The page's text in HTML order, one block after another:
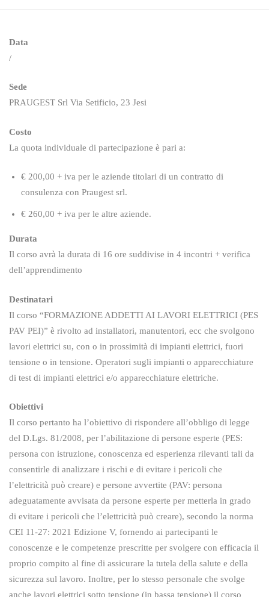
Data
/
Sede
PRAUGEST Srl Via Setificio, 23 Jesi
Costo
La quota individuale di partecipazione è pari a:
€ 200,00 + iva per le aziende titolari di un contratto di
consulenza con Praugest srl.
€ 260,00 + iva per le altre aziende.
Durata
Il corso avrà la durata di 16 ore suddivise in 4 incontri + verifica
dell’apprendimento
Destinatari
Il corso “FORMAZIONE ADDETTI AI LAVORI ELETTRICI (PES
PAV PEI)” è rivolto ad installatori, manutentori, ecc che svolgono
lavori elettrici su, con o in prossimità di impianti elettrici, fuori
tensione o in tensione. Operatori sugli impianti o apparecchiature
di test di impianti elettrici e/o apparecchiature elettriche.
Obiettivi
Il corso pertanto ha l’obiettivo di rispondere all’obbligo di legge
del D.Lgs. 81/2008, per l’abilitazione di persone esperte (PES:
persona con istruzione, conoscenza ed esperienza rilevanti tali da
consentirle di analizzare i rischi e di evitare i pericoli che
l’elettricità può creare) e persone avvertite (PAV: persona
adeguatamente avvisata da persone esperte per metterla in grado
di evitare i pericoli che l’elettricità può creare), secondo la norma
CEI 11-27: 2021 Edizione V, fornendo ai partecipanti le
conoscenze e le competenze prescritte per svolgere con efficacia il
proprio compito al fine di assicurare la tutela della salute e della
sicurezza sul lavoro. Inoltre, per lo stesso personale che svolge
anche lavori elettrici sotto tensione (in bassa tensione) il corso